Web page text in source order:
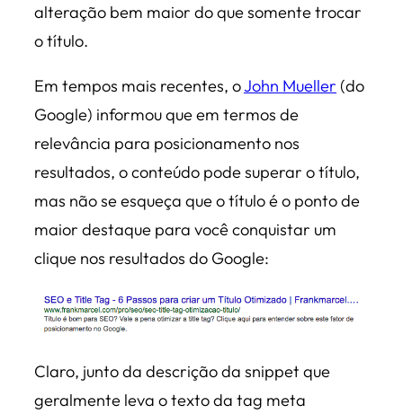
alteração bem maior do que somente trocar
o título.
Em tempos mais recentes, oJohn Mueller (do
Google) informou que em termos de
relevância para posicionamento nos
resultados, o conteúdo pode superar o título,
mas não se esqueça que o título é o ponto de
maior destaque para você conquistar um
clique nos resultados do Google:
Claro, junto da descrição da snippet que
geralmente leva o texto da tag meta